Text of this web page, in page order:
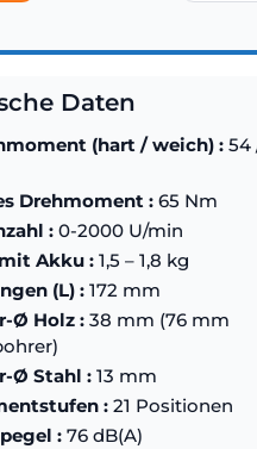
Daten
(hart / weich) : 54
Drehmoment : 65 Nm
: 0-2000 U/min
Akku : 1,5 – 1,8 kg
(L) : 172 mm
Ø Holz : 38 mm (76 mm
Ø Stahl : 13 mm
: 21 Positionen
: 76 dB(A)